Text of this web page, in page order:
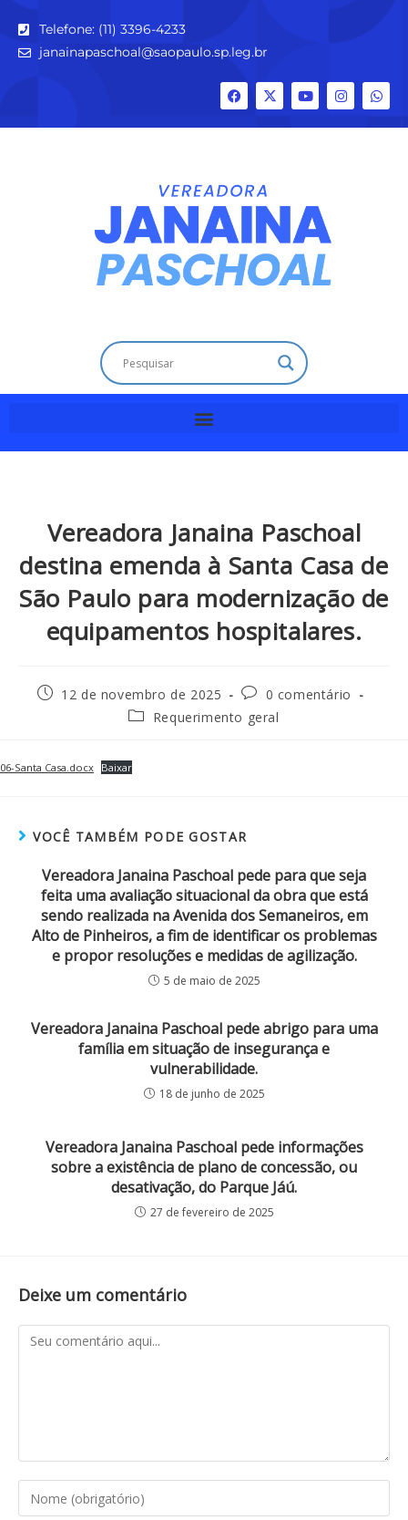
Telefone: (11) 3396-4233
janainapaschoal@saopaulo.sp.leg.br
Vereadora Janaina Paschoal
destina emenda à Santa Casa de
São Paulo para modernização de
equipamentos hospitalares.
12 de novembro de 2025
0 comentário
Requerimento geral
06-Santa Casa.docx Baixar
VOCÊ TAMBÉM PODE GOSTAR
Vereadora Janaina Paschoal pede para que seja
feita uma avaliação situacional da obra que está
sendo realizada na Avenida dos Semaneiros, em
Alto de Pinheiros, a fim de identificar os problemas
e propor resoluções e medidas de agilização.
5 de maio de 2025
Vereadora Janaina Paschoal pede abrigo para uma
família em situação de insegurança e
vulnerabilidade.
18 de junho de 2025
Vereadora Janaina Paschoal pede informações
sobre a existência de plano de concessão, ou
desativação, do Parque Jáú.
27 de fevereiro de 2025
Deixe um comentário